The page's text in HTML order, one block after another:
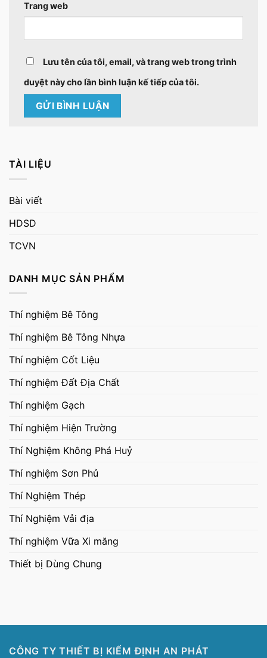
TÀI LIỆU
Bài viết
HDSD
TCVN
DANH MỤC SẢN PHẨM
Thí nghiệm Bê Tông
Thí nghiệm Bê Tông Nhựa
Thí nghiệm Cốt Liệu
Thí nghiệm Đất Địa Chất
Thí nghiệm Gạch
Thí nghiệm Hiện Trường
Thí Nghiệm Không Phá Huỷ
Thí nghiệm Sơn Phủ
Thí Nghiệm Thép
Thí Nghiệm Vải địa
Thí nghiệm Vữa Xi măng
Thiết bị Dùng Chung
Trang web
Lưu tên của tôi, email, và trang web trong trình
duyệt này cho lần bình luận kế tiếp của tôi.
CÔNG TY THIẾT BỊ KIỂM ĐỊNH AN PHÁT